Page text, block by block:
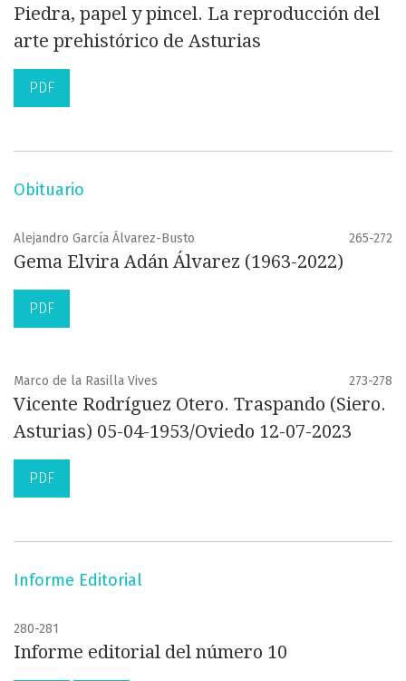
Piedra, papel y pincel. La reproducción del
arte prehistórico de Asturias
PDF
Obituario
Alejandro García Álvarez-Busto 265-272
Gema Elvira Adán Álvarez (1963-2022)
PDF
Marco de la Rasilla Vives 273-278
Vicente Rodríguez Otero. Traspando (Siero.
Asturias) 05-04-1953/Oviedo 12-07-2023
PDF
Informe Editorial
280-281
Informe editorial del número 10